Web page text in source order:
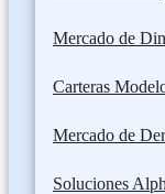
Mercado de
Carteras
Mercado de
Soluciones